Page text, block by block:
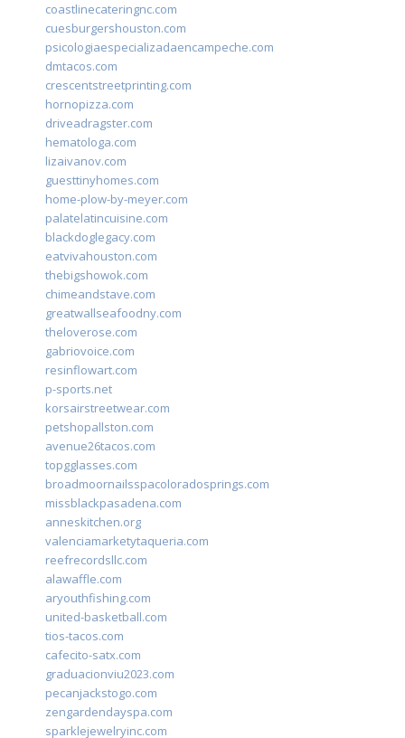
coastlinecateringnc.com
cuesburgershouston.com
psicologiaespecializadaencampeche.com
dmtacos.com
crescentstreetprinting.com
hornopizza.com
driveadragster.com
hematologa.com
lizaivanov.com
guesttinyhomes.com
home-plow-by-meyer.com
palatelatincuisine.com
blackdoglegacy.com
eatvivahouston.com
thebigshowok.com
chimeandstave.com
greatwallseafoodny.com
theloverose.com
gabriovoice.com
resinflowart.com
p-sports.net
korsairstreetwear.com
petshopallston.com
avenue26tacos.com
topgglasses.com
broadmoornailsspacoloradosprings.com
missblackpasadena.com
anneskitchen.org
valenciamarketytaqueria.com
reefrecordsllc.com
alawaffle.com
aryouthfishing.com
united-basketball.com
tios-tacos.com
cafecito-satx.com
graduacionviu2023.com
pecanjackstogo.com
zengardendayspa.com
sparklejewelryinc.com